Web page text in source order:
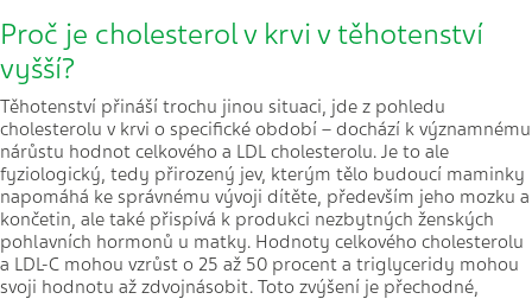
Proč je cholesterol v krvi v těhotenství
vyšší?
Těhotenství přináší trochu jinou situaci, jde z pohledu
cholesterolu v krvi o specifické období – dochází k významnému
nárůstu hodnot celkového a LDL cholesterolu. Je to ale
fyziologický, tedy přirozený jev, kterým tělo budoucí maminky
napomáhá ke správnému vývoji dítěte, především jeho mozku a
končetin, ale také přispívá k produkci nezbytných ženských
pohlavních hormonů u matky. Hodnoty celkového cholesterolu
a LDL-C mohou vzrůst o 25 až 50 procent a triglyceridy mohou
svoji hodnotu až zdvojnásobit. Toto zvýšení je přechodné,